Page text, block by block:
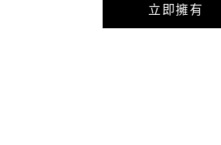
立即擁有